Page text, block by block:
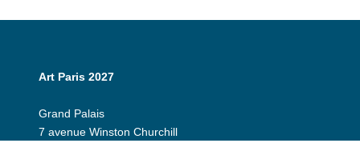
Art Paris 2027
Grand Palais
7 avenue Winston Churchill